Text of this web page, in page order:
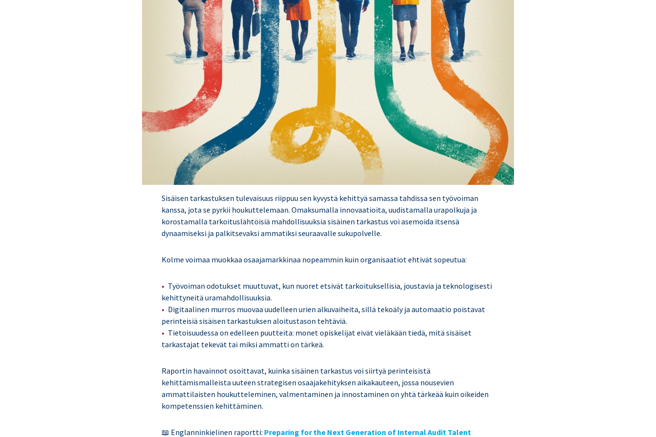
Sisäisen tarkastuksen tulevaisuus riippuu sen kyvystä kehittyä samassa tahdissa sen työvoiman
kanssa, jota se pyrkii houkuttelemaan. Omaksumalla innovaatioita, uudistamalla urapolkuja ja
korostamalla tarkoituslähtöisiä mahdollisuuksia sisäinen tarkastus voi asemoida itsensä
dynaamiseksi ja palkitsevaksi ammatiksi seuraavalle sukupolvelle.
Kolme voimaa muokkaa osaajamarkkinaa nopeammin kuin organisaatiot ehtivät sopeutua:
Työvoiman odotukset muuttuvat, kun nuoret etsivät tarkoituksellisia, joustavia ja teknologisesti
kehittyneitä uramahdollisuuksia.
Digitaalinen murros muovaa uudelleen urien alkuvaiheita, sillä tekoäly ja automaatio poistavat
perinteisiä sisäisen tarkastuksen aloitustason tehtäviä.
Tietoisuudessa on edelleen puutteita: monet opiskelijat eivät vieläkään tiedä, mitä sisäiset
tarkastajat tekevät tai miksi ammatti on tärkeä.
Raportin havainnot osoittavat, kuinka sisäinen tarkastus voi siirtyä perinteisistä
kehittämismalleista uuteen strategisen osaajakehityksen aikakauteen, jossa nousevien
ammattilaisten houkutteleminen, valmentaminen ja innostaminen on yhtä tärkeää kuin oikeiden
kompetenssien kehittäminen.
📖 Englanninkielinen raportti: Preparing for the Next Generation of Internal Audit Talent